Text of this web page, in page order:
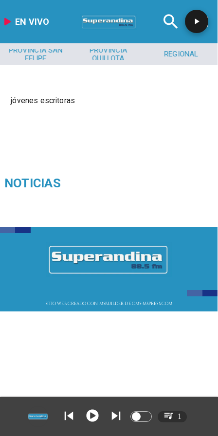
EN VIVO
PROVINCIA SAN
FELIPE
PROVINCIA
QUILLOTA
REGIONAL
jóvenes escritoras
NOTICIAS
SITIO WEB CREADO CON MSBUILDER DE CMS-MSPRESS.COM
1